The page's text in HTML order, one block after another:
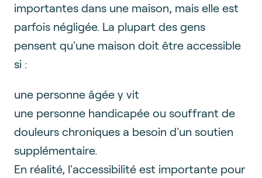
importantes dans une maison, mais elle est
parfois négligée. La plupart des gens
pensent qu'une maison doit être accessible
si :
une personne âgée y vit
une personne handicapée ou souffrant de
douleurs chroniques a besoin d'un soutien
supplémentaire.
En réalité, l'accessibilité est importante pour